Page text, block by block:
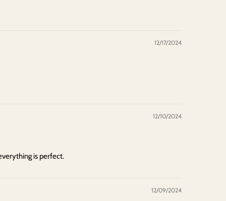
12/17/2024
12/10/2024
is perfect.
12/09/2024